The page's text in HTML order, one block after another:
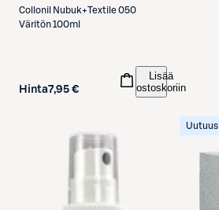
Collonil Nubuk+Textile 050
Väritön 100ml
Hinta7,95 €
Lisää
ostoskoriin
Uutuus